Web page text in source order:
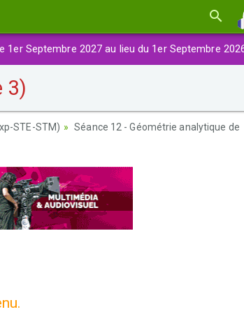
Septembre 2027 au lieu du 1er Septembre
3)
STE-STM)
Séance 12 - Géométrie analytique de